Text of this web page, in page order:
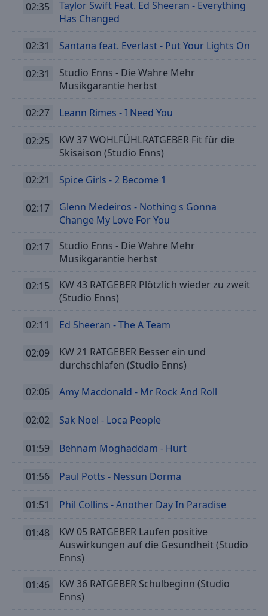
Opacity
dialog
02:35
Taylor Swift Feat. Ed Sheeran - Everything
Has Changed
02:31 Santana feat. Everlast - Put Your Lights On
02:31
Studio Enns - Die Wahre Mehr
Musikgarantie herbst
02:27 Leann Rimes - I Need You
02:25
KW 37 WOHLFÜHLRATGEBER Fit für die
Skisaison (Studio Enns)
02:21 Spice Girls - 2 Become 1
02:17
Glenn Medeiros - Nothing s Gonna
Change My Love For You
02:17
Studio Enns - Die Wahre Mehr
Musikgarantie herbst
02:15
KW 43 RATGEBER Plötzlich wieder zu zweit
(Studio Enns)
02:11 Ed Sheeran - The A Team
02:09
KW 21 RATGEBER Besser ein und
durchschlafen (Studio Enns)
02:06 Amy Macdonald - Mr Rock And Roll
02:02 Sak Noel - Loca People
01:59 Behnam Moghaddam - Hurt
01:56 Paul Potts - Nessun Dorma
01:51 Phil Collins - Another Day In Paradise
01:48
KW 05 RATGEBER Laufen positive
Auswirkungen auf die Gesundheit (Studio
Enns)
01:46
KW 36 RATGEBER Schulbeginn (Studio
Enns)